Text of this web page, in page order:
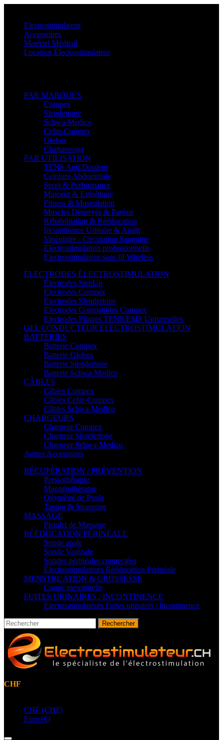
Electrostimulateur
Accessoires
Matériel Médical
Location Électrostimulateur
PAR MARQUES
Compex
Slendertone
Schwa-Medico
Cefar-Compex
Globus
Chattanooga
PAR UTILISATION
TENS Anti-Douleur
Ceinture Abdominale
Sport & Performance
Minceur & Esthétique
Fitness & Musculation
Muscles Dénervés & Parésie
Réhabilitation & Rééducation
Incontinence Urinaire & Anale
Vasculaire - Circulation Sanguine
Electrostimulation professionnelle
Electrostimulateur sans fil Wireless
ÉLECTRODES ÉLECTROSTIMULATION
Électrodes StenUp
Electrodes Compex
Electrodes Slendertone
Electrodes Compatibles Compex
Electrodes Filaires TENS/EMS Universelles
GEL CONDUCTEUR ÉLECTROSTIMULATION
BATTERIES
Batterie Compex
Batterie Globus
Batterie Slendertone
Batterie Schwa-Medico
CÂBLES
Câbles Compex
Câbles Cefar-Compex
Câbles Schwa-Medico
CHARGEURS
Chargeur Compex
Chargeur Slendertone
Chargeur Schwa-Medico
Autres Accessoires
RÉCUPÉRATION / PRÉVENTION
Pressothérapie
Magnétothérapie
Oxymètre de Pouls
Taping & Strapping
MASSAGE
Pistolet de Massage
RÉÉDUCATION PÉRINÉALE
Sonde anale
Sonde Vaginale
Sondes périnéales connectées
Électrostimulateurs Rééducation Périnéale
MENSTRUATION & GROSSESSE
Coupe menstruelle
FUITES URINAIRES / INCONTINENCE
Électrostimulateurs Fuites urinaires / Incontinence
Rechercher
CHF
CHF (CHF)
Euro (€)